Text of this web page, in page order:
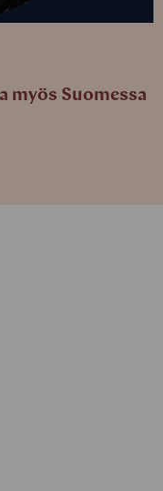
myös Suomessa